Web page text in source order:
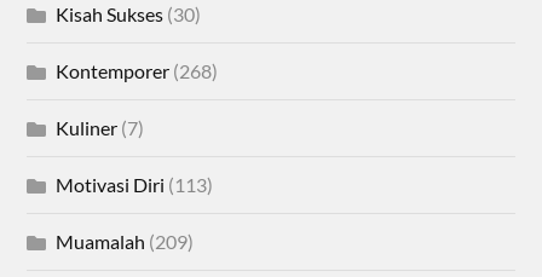
Kisah Sukses (30)
Kontemporer (268)
Kuliner (7)
Motivasi Diri (113)
Muamalah (209)